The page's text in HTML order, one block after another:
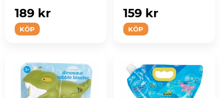
KÖP
189 kr
KÖP
159 kr